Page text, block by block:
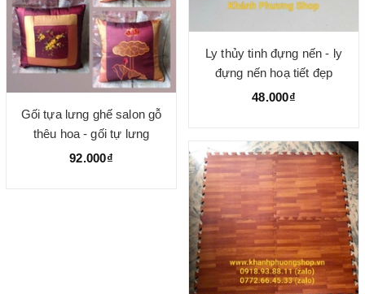
Gối tựa lưng ghế salon gỗ
thêu hoa - gối tự lưng
92.000₫
Ly thủy tinh đựng nến - ly
đựng nến hoạ tiết đẹp
48.000₫